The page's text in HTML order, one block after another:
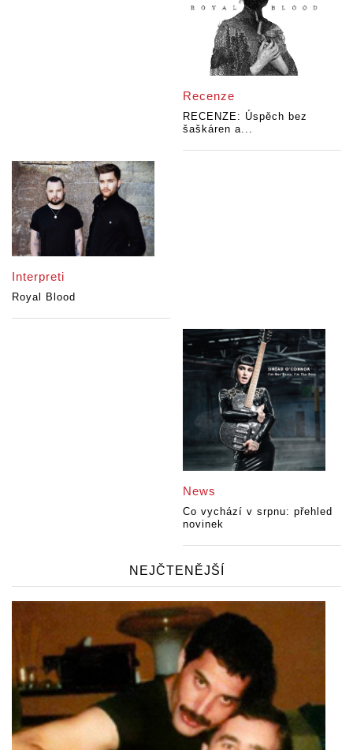
Recenze
RECENZE: Úspěch bez
šaškáren a...
Interpreti
Royal Blood
News
Co vychází v srpnu: přehled
novinek
NEJČTENĚJŠÍ